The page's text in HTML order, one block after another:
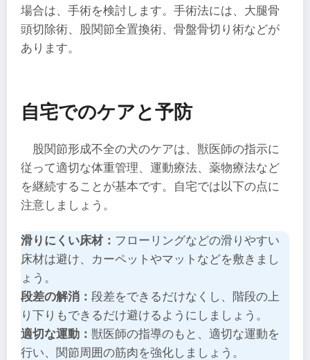
場合は、手術を検討します。手術法には、大腿骨
頭切除術、股関節全置換術、骨盤骨切り術などが
あります。
自宅でのケアと予防
股関節形成不全の犬のケアは、獣医師の指示に
従って適切な体重管理、運動療法、薬物療法など
を継続することが基本です。自宅では以下の点に
注意しましょう。
滑りにくい床材： フローリングなどの滑りやすい
床材は避け、カーペットやマットなどを敷きまし
ょう。
段差の解消： 段差をできるだけなくし、階段の上
り下りもできるだけ避けるようにしましょう。
適切な運動： 獣医師の指導のもと、適切な運動を
行い、関節周囲の筋肉を強化しましょう。